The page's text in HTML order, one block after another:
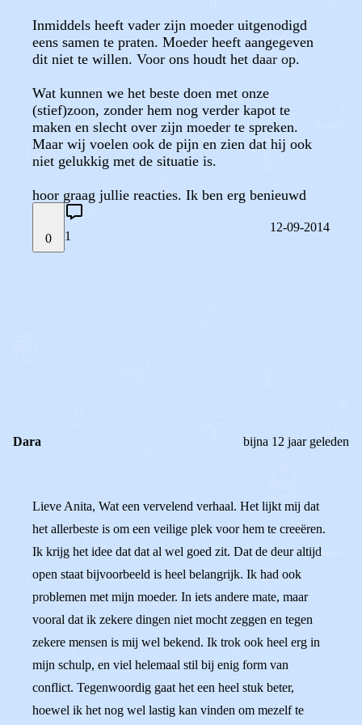
Inmiddels heeft vader zijn moeder uitgenodigd
eens samen te praten. Moeder heeft aangegeven
dit niet te willen. Voor ons houdt het daar op.
Wat kunnen we het beste doen met onze
(stief)zoon, zonder hem nog verder kapot te
maken en slecht over zijn moeder te spreken.
Maar wij voelen ook de pijn en zien dat hij ook
niet gelukkig met de situatie is.
0 1
12-09-2014
Dara bijna 12 jaar geleden
Lieve Anita, Wat een vervelend verhaal. Het lijkt mij dat
het allerbeste is om een veilige plek voor hem te creeëren.
Ik krijg het idee dat dat al wel goed zit. Dat de deur altijd
open staat bijvoorbeeld is heel belangrijk. Ik had ook
problemen met mijn moeder. In iets andere mate, maar
vooral dat ik zekere dingen niet mocht zeggen en tegen
zekere mensen is mij wel bekend. Ik trok ook heel erg in
mijn schulp, en viel helemaal stil bij enig form van
conflict. Tegenwoordig gaat het een heel stuk beter,
hoewel ik het nog wel lastig kan vinden om mezelf te